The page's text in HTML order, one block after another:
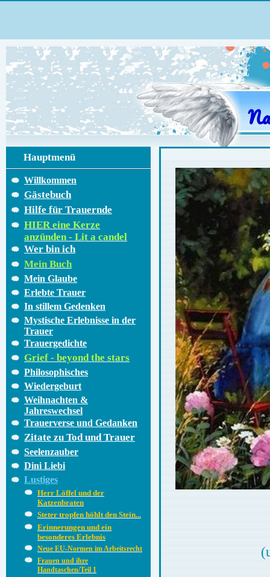
Hauptmenü
Willkommen
Gästebuch
Hilfe für Trauernde
HIER eine Kerze
anzünden - Lit a candel
Wer bin ich
Mein Buch
Mein Glaube
Erlebte Trauer
In stillem Gedenken
Mystische Erlebnisse in der
Trauer
Trauergedichte
Grief - beyond the stars
Philosophisches
Wiedergeburt
Weihnachten &
Jahreswechsel
Trauerverse und Gedanken
Zitate zu Tod und Trauer
Seelenzauber
Dini Liebi
Lustiges
Herr Löffel und der
Katzenbraten
Steter tropfen höhlt den Stein...
Erinnerungen und ein
besonderes Erlebnis
Neue EU-Normen im Arbeitsrecht
Frauen und ihre
Handtaschen/Teil 1